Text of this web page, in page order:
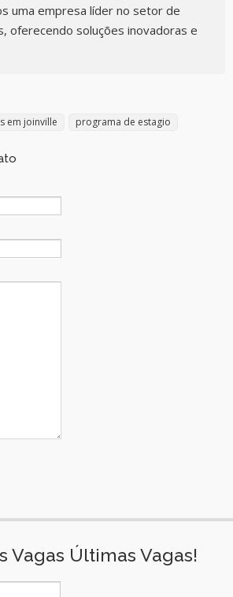
uma empresa líder no setor de
oferecendo soluções inovadoras e
em joinville programa de estagio
Vagas Últimas Vagas!